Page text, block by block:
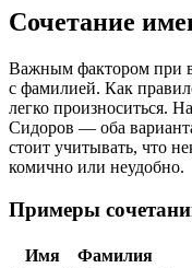
Сочетание
Важным фактором при
с фамилией. Как
легко произноситься.
Сидоров — оба
стоит учитывать, что
комично или неудобно.
Примеры
Имя Фамилия